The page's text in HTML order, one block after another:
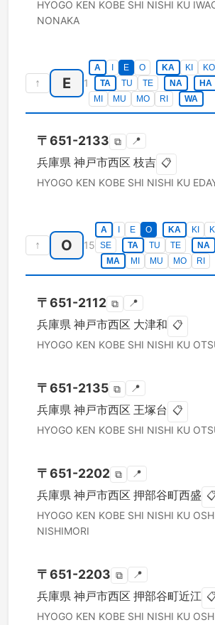
HYOGO KEN KOBE SHI NISHI KU
NONAKA
↑ E 1
A E O KA KI KO
TA
TU TE NA HA
MI
MU MO RI WA
〒651-2133 ⧉ 📍
兵庫県 神戸市西区 枝吉 📋
HYOGO KEN KOBE SHI NISHI KU
↑ O 15
A E O KA KI
SE
TA TU TE NA
MA
MI MU MO RI
〒651-2112 ⧉ 📍
兵庫県 神戸市西区 大津和 📋
HYOGO KEN KOBE SHI NISHI KU
〒651-2135 ⧉ 📍
兵庫県 神戸市西区 王塚台 📋
HYOGO KEN KOBE SHI NISHI KU
〒651-2202 ⧉ 📍
兵庫県 神戸市西区 押部谷町西盛
HYOGO KEN KOBE SHI NISHI KU
NISHIMORI
〒651-2203 ⧉ 📍
兵庫県 神戸市西区 押部谷町近江
HYOGO KEN KOBE SHI NISHI KU